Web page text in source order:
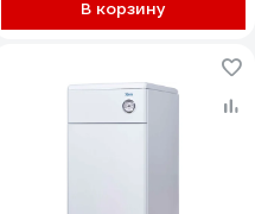
В корзину